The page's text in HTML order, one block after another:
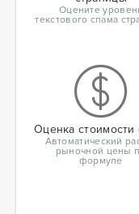
Оцените
текстового спама
Оценка стоимости
Автоматический
рыночной цены
формуле